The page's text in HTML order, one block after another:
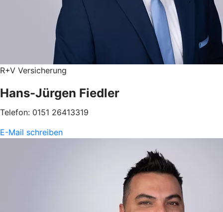
R+V Versicherung
Hans-Jürgen Fiedler
Telefon: 0151 26413319
E-Mail schreiben